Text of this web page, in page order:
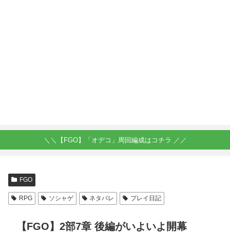
＼＼【FGO】「オデコ」周回編成はコチラ ／／
FGO
RPG ソシャゲ ネタバレ プレイ日記
【FGO】2部7章 後編がいよいよ開幕